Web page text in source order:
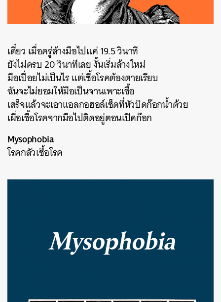
เดี๋ยว เมื่อครู่ล้างมือไปแค่ 19.5 วินาที
ยังไม่ครบ 20 วินาทีเลย งั้นเริ่มล้างใหม่
มือเปื่อยไม่เป็นไร แต่เชื้อโรคต้องตายเรียบ
ฉันจะไม่ยอมให้มือเป็นจานเพาะเชื้อ
เสร็จแล้วจะเอาแอลกอฮอล์เช็ดที่หัวบิดก๊อกน้ำด้วย
เผื่อเชื้อโรคจากมือไปติดอยู่ตอนเปิดก๊อก
Mysophobia
โรคกลัวเชื้อโรค